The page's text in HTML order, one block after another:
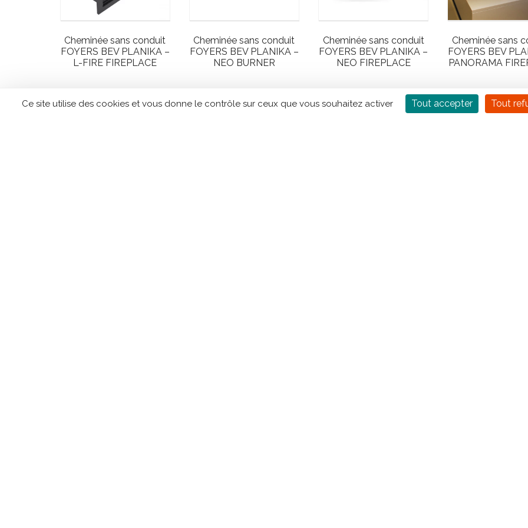
Ce site utilise des cookies et vous donne le contrôle sur ceux que vous souhaitez activer Tout accepter Tout
Cheminée sans conduit
FOYERS BEV PLANIKA –
L-FIRE FIREPLACE
Cheminée sans conduit
FOYERS BEV PLANIKA –
NEO BURNER
Cheminée sans conduit
FOYERS BEV PLANIKA –
NEO FIREPLACE
Cheminée sans
FOYERS BEV
PANORAMA